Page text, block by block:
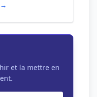
et la mettre en